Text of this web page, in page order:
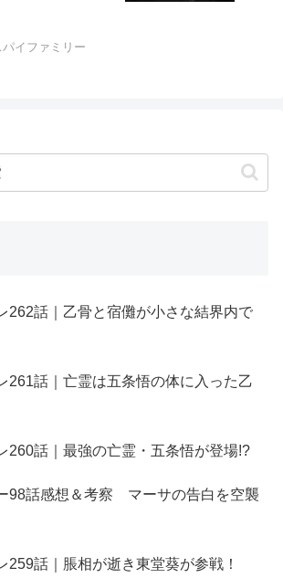
パイファミリー
262話｜乙骨と宿儺が小さな結界内で
261話｜亡霊は五条悟の体に入った乙
260話｜最強の亡霊・五条悟が登場!?
98話感想＆考察 マーサの告白を空襲
259話｜脹相が逝き東堂葵が参戦！